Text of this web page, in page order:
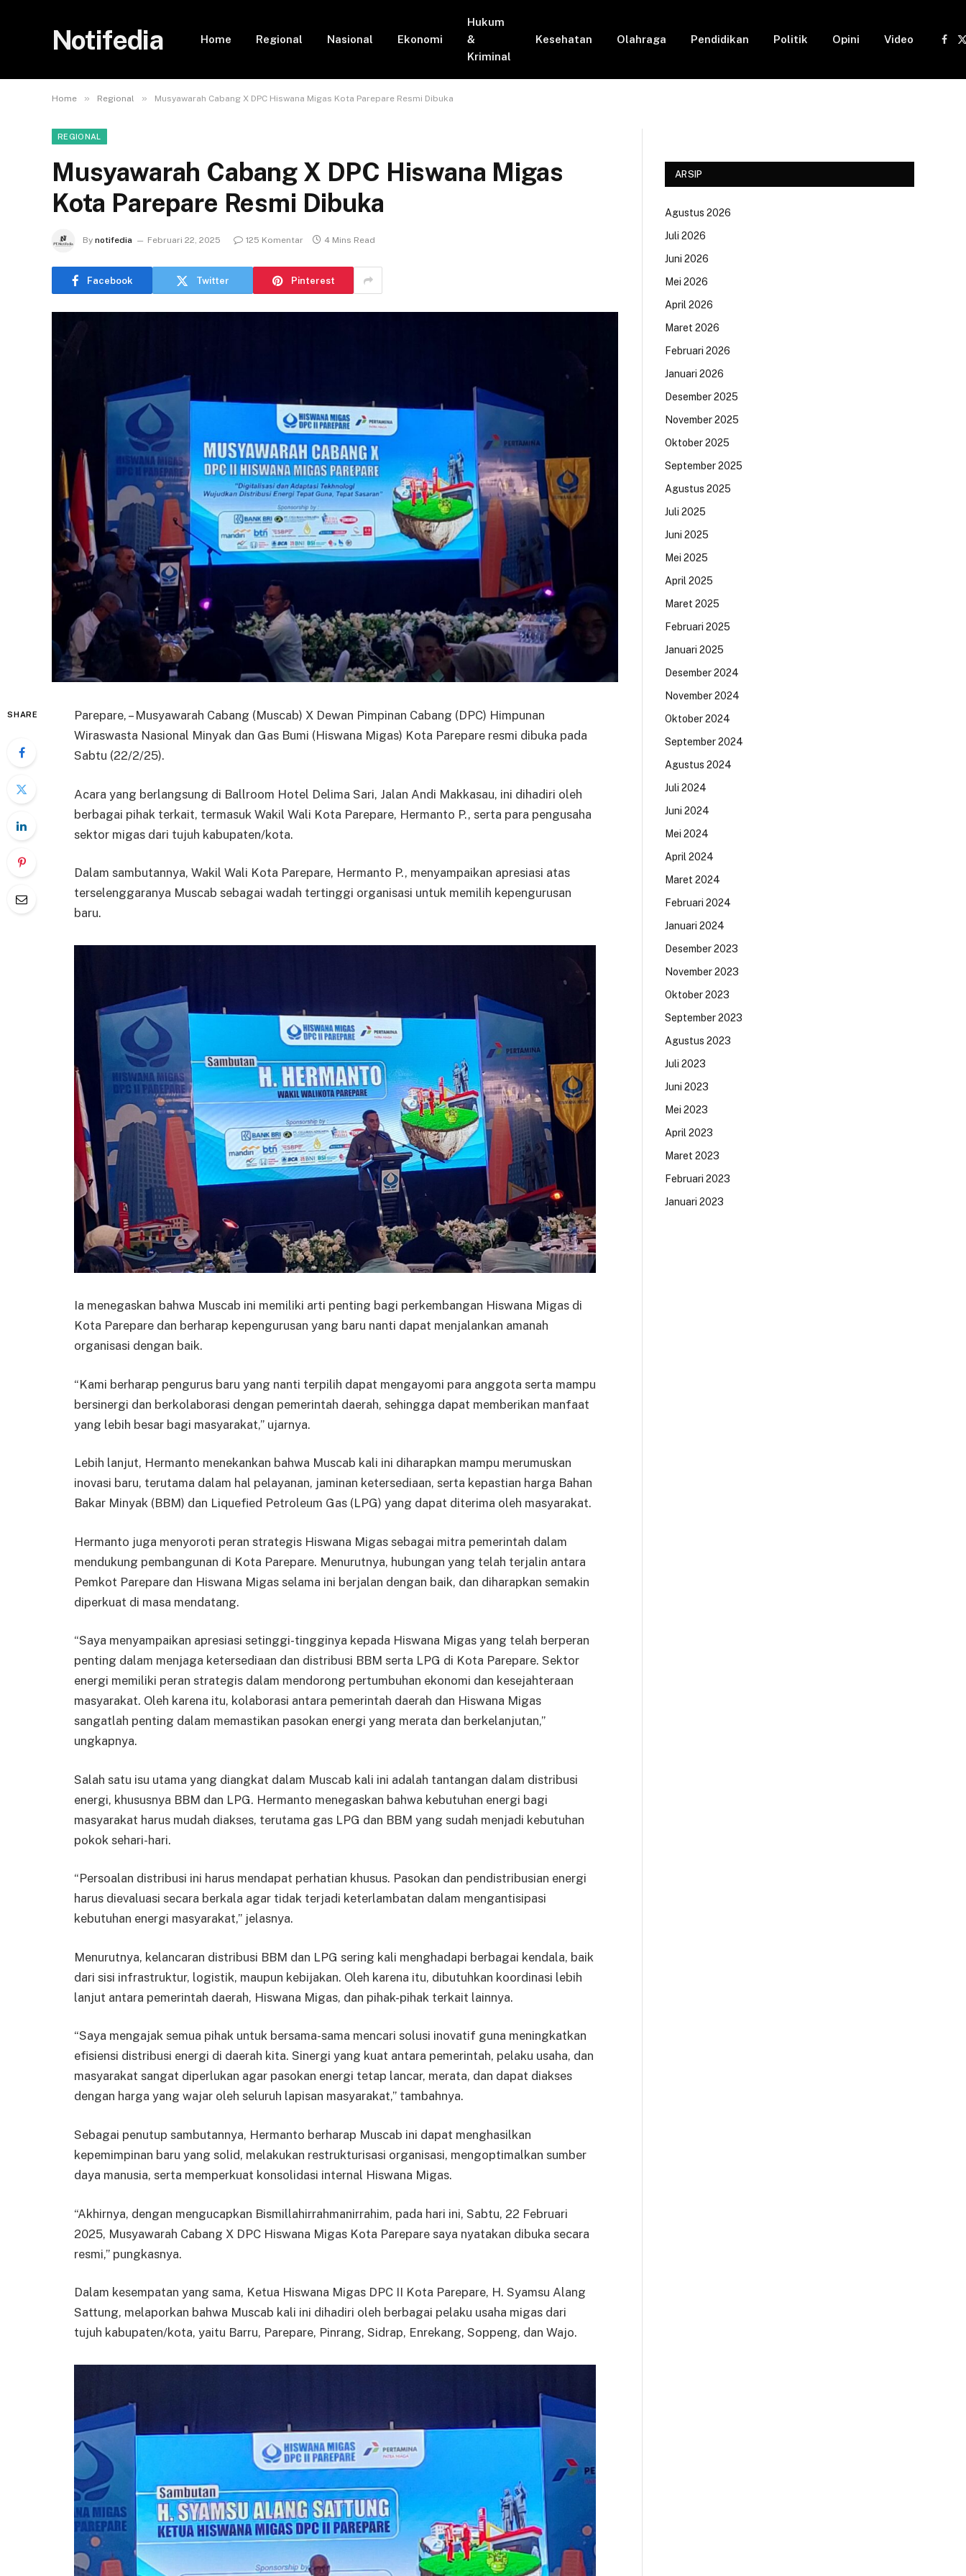
Notifedia Home Regional Nasional Ekonomi
Hukum
&
Kriminal
Kesehatan Olahraga Pendidikan Politik Opini Video
Home » Regional » Musyawarah Cabang X DPC Hiswana Migas Kota Parepare Resmi Dibuka
REGIONAL
Musyawarah Cabang X DPC Hiswana Migas
Kota Parepare Resmi Dibuka
By notifedia Februari 22, 2025 125 Komentar 4 Mins Read
Facebook Twitter Pinterest
SHARE
Parepare, – Musyawarah Cabang (Muscab) X Dewan Pimpinan Cabang (DPC) Himpunan
Wiraswasta Nasional Minyak dan Gas Bumi (Hiswana Migas) Kota Parepare resmi dibuka pada
Sabtu (22/2/25).
Acara yang berlangsung di Ballroom Hotel Delima Sari, Jalan Andi Makkasau, ini dihadiri oleh
berbagai pihak terkait, termasuk Wakil Wali Kota Parepare, Hermanto P., serta para pengusaha
sektor migas dari tujuh kabupaten/kota.
Dalam sambutannya, Wakil Wali Kota Parepare, Hermanto P., menyampaikan apresiasi atas
terselenggaranya Muscab sebagai wadah tertinggi organisasi untuk memilih kepengurusan
baru.
Ia menegaskan bahwa Muscab ini memiliki arti penting bagi perkembangan Hiswana Migas di
Kota Parepare dan berharap kepengurusan yang baru nanti dapat menjalankan amanah
organisasi dengan baik.
“Kami berharap pengurus baru yang nanti terpilih dapat mengayomi para anggota serta mampu
bersinergi dan berkolaborasi dengan pemerintah daerah, sehingga dapat memberikan manfaat
yang lebih besar bagi masyarakat,” ujarnya.
Lebih lanjut, Hermanto menekankan bahwa Muscab kali ini diharapkan mampu merumuskan
inovasi baru, terutama dalam hal pelayanan, jaminan ketersediaan, serta kepastian harga Bahan
Bakar Minyak (BBM) dan Liquefied Petroleum Gas (LPG) yang dapat diterima oleh masyarakat.
Hermanto juga menyoroti peran strategis Hiswana Migas sebagai mitra pemerintah dalam
mendukung pembangunan di Kota Parepare. Menurutnya, hubungan yang telah terjalin antara
Pemkot Parepare dan Hiswana Migas selama ini berjalan dengan baik, dan diharapkan semakin
diperkuat di masa mendatang.
“Saya menyampaikan apresiasi setinggi-tingginya kepada Hiswana Migas yang telah berperan
penting dalam menjaga ketersediaan dan distribusi BBM serta LPG di Kota Parepare. Sektor
energi memiliki peran strategis dalam mendorong pertumbuhan ekonomi dan kesejahteraan
masyarakat. Oleh karena itu, kolaborasi antara pemerintah daerah dan Hiswana Migas
sangatlah penting dalam memastikan pasokan energi yang merata dan berkelanjutan,”
ungkapnya.
Salah satu isu utama yang diangkat dalam Muscab kali ini adalah tantangan dalam distribusi
energi, khususnya BBM dan LPG. Hermanto menegaskan bahwa kebutuhan energi bagi
masyarakat harus mudah diakses, terutama gas LPG dan BBM yang sudah menjadi kebutuhan
pokok sehari-hari.
“Persoalan distribusi ini harus mendapat perhatian khusus. Pasokan dan pendistribusian energi
harus dievaluasi secara berkala agar tidak terjadi keterlambatan dalam mengantisipasi
kebutuhan energi masyarakat,” jelasnya.
Menurutnya, kelancaran distribusi BBM dan LPG sering kali menghadapi berbagai kendala, baik
dari sisi infrastruktur, logistik, maupun kebijakan. Oleh karena itu, dibutuhkan koordinasi lebih
lanjut antara pemerintah daerah, Hiswana Migas, dan pihak-pihak terkait lainnya.
“Saya mengajak semua pihak untuk bersama-sama mencari solusi inovatif guna meningkatkan
efisiensi distribusi energi di daerah kita. Sinergi yang kuat antara pemerintah, pelaku usaha, dan
masyarakat sangat diperlukan agar pasokan energi tetap lancar, merata, dan dapat diakses
dengan harga yang wajar oleh seluruh lapisan masyarakat,” tambahnya.
Sebagai penutup sambutannya, Hermanto berharap Muscab ini dapat menghasilkan
kepemimpinan baru yang solid, melakukan restrukturisasi organisasi, mengoptimalkan sumber
daya manusia, serta memperkuat konsolidasi internal Hiswana Migas.
“Akhirnya, dengan mengucapkan Bismillahirrahmanirrahim, pada hari ini, Sabtu, 22 Februari
2025, Musyawarah Cabang X DPC Hiswana Migas Kota Parepare saya nyatakan dibuka secara
resmi,” pungkasnya.
Dalam kesempatan yang sama, Ketua Hiswana Migas DPC II Kota Parepare, H. Syamsu Alang
Sattung, melaporkan bahwa Muscab kali ini dihadiri oleh berbagai pelaku usaha migas dari
tujuh kabupaten/kota, yaitu Barru, Parepare, Pinrang, Sidrap, Enrekang, Soppeng, dan Wajo.
ARSIP
Agustus 2026
Juli 2026
Juni 2026
Mei 2026
April 2026
Maret 2026
Februari 2026
Januari 2026
Desember 2025
November 2025
Oktober 2025
September 2025
Agustus 2025
Juli 2025
Juni 2025
Mei 2025
April 2025
Maret 2025
Februari 2025
Januari 2025
Desember 2024
November 2024
Oktober 2024
September 2024
Agustus 2024
Juli 2024
Juni 2024
Mei 2024
April 2024
Maret 2024
Februari 2024
Januari 2024
Desember 2023
November 2023
Oktober 2023
September 2023
Agustus 2023
Juli 2023
Juni 2023
Mei 2023
April 2023
Maret 2023
Februari 2023
Januari 2023